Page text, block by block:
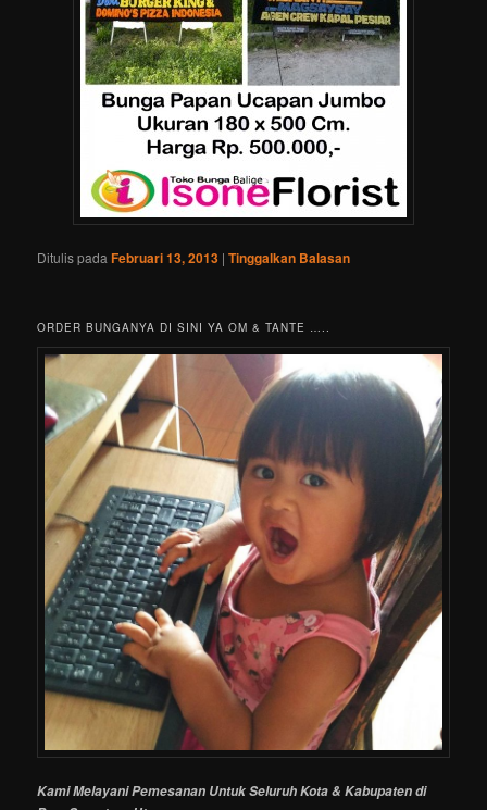
Ditulis padaFebruari 13, 2013 |Tinggalkan Balasan
ORDER BUNGANYA DI SINI YA OM & TANTE …..
Kami Melayani Pemesanan Untuk Seluruh Kota & Kabupaten di